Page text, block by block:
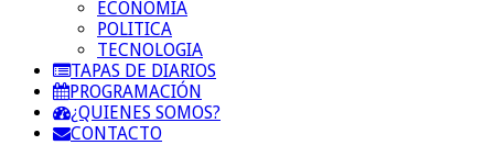
ECONOMIA
POLITICA
TECNOLOGIA
TAPAS DE DIARIOS
PROGRAMACIÓN
¿QUIENES SOMOS?
CONTACTO